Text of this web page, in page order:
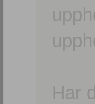
Har